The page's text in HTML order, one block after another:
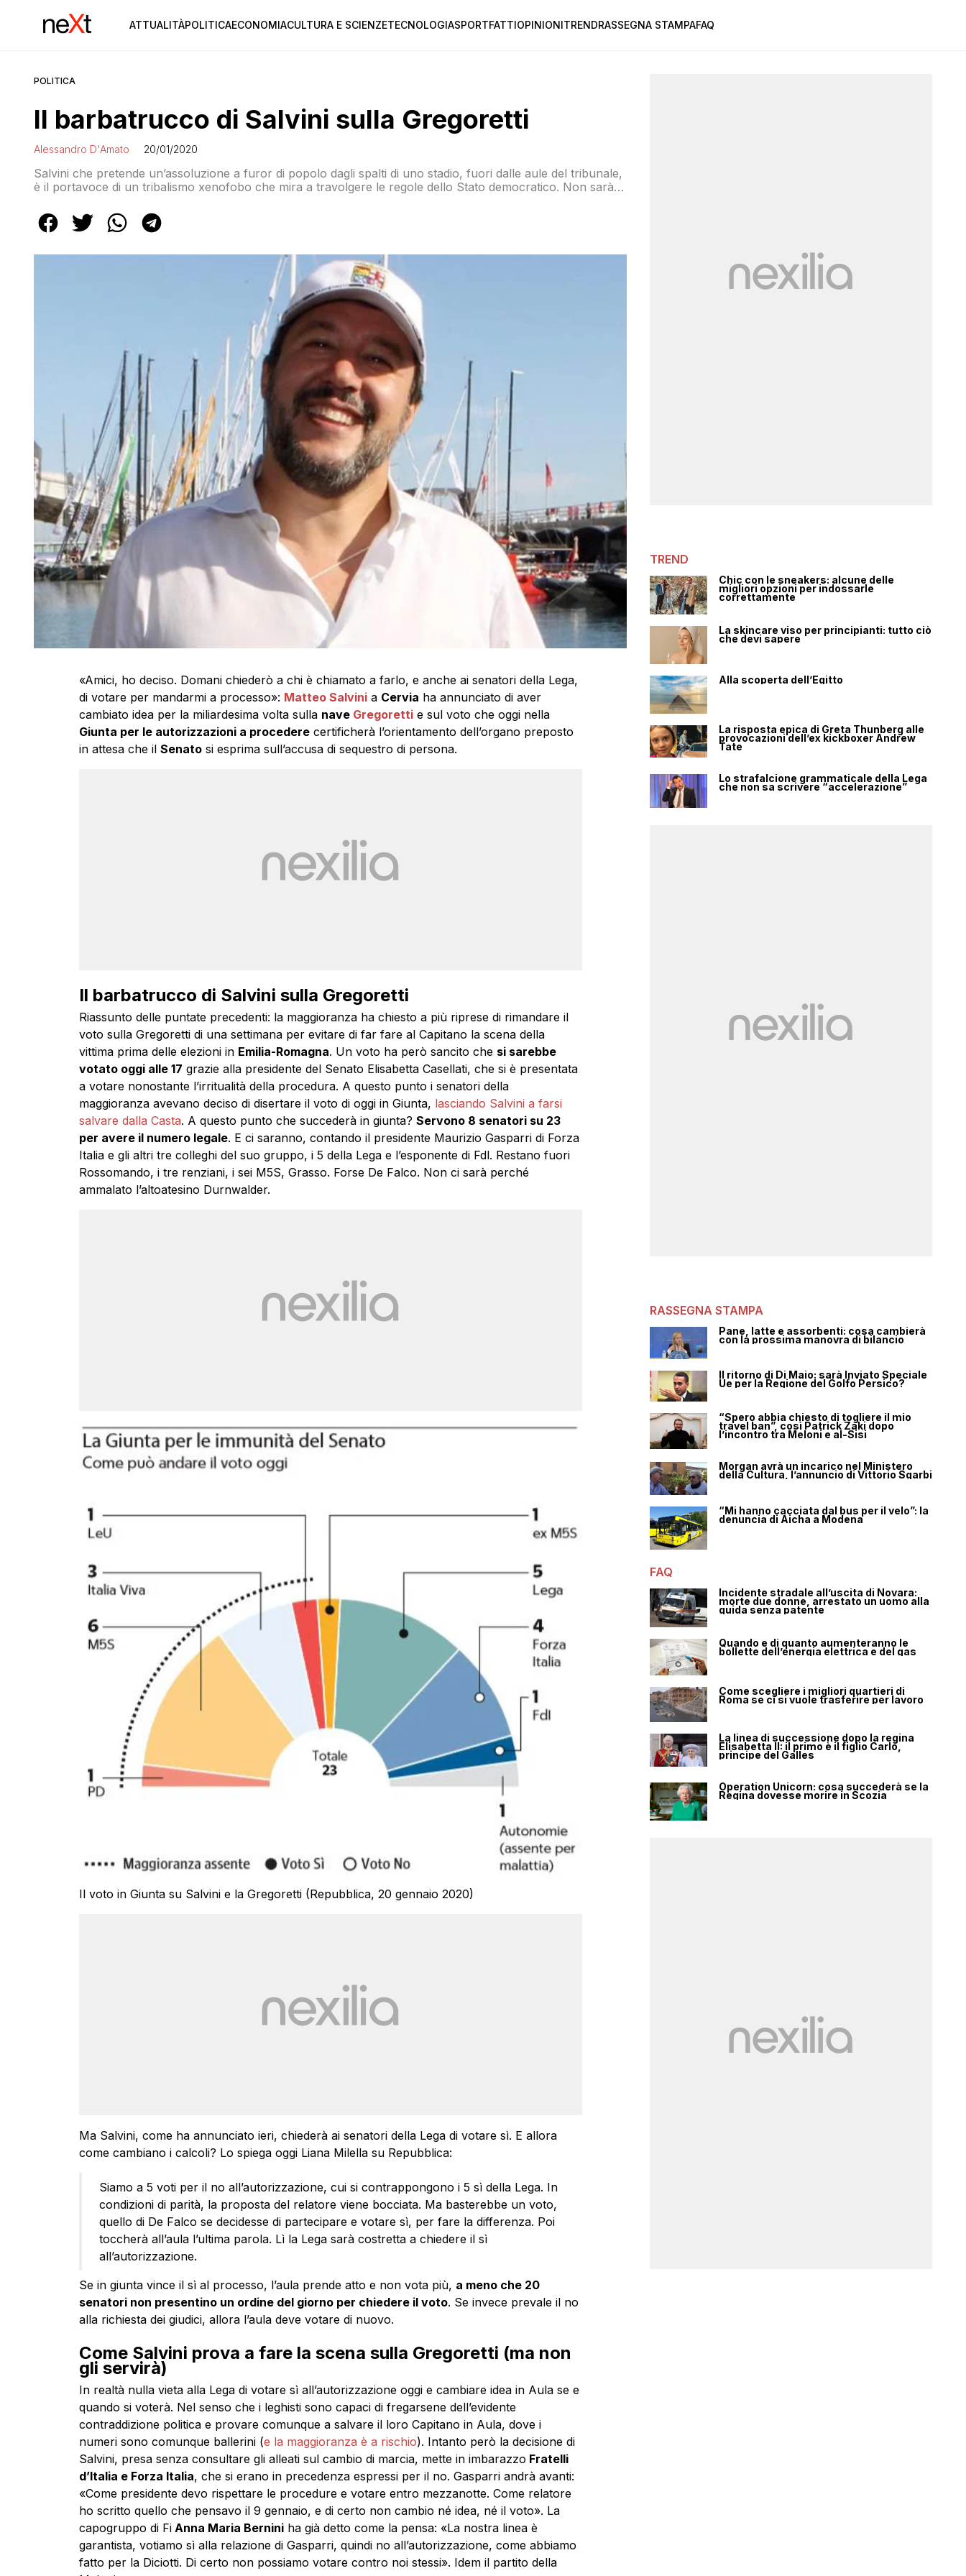
ATTUALITÀPOLITICAECONOMIACULTURA E SCIENZETECNOLOGIASPORTFATTIOPINIONITRENDRASSEGNA STAMPAFAQ
POLITICA
Il barbatrucco di Salvini sulla Gregoretti
Alessandro D'Amato 20/01/2020
Salvini che pretende un’assoluzione a furor di popolo dagli spalti di uno stadio, fuori dalle aule del tribunale,
è il portavoce di un tribalismo xenofobo che mira a travolgere le regole dello Stato democratico. Non sarà
accorgano in tempo
«Amici, ho deciso. Domani chiederò a chi è chiamato a farlo, e anche ai senatori della Lega,
di votare per mandarmi a processo»: Matteo Salvinia Cervia ha annunciato di aver
cambiato idea per la miliardesima volta sulla nave Gregorettie sul voto che oggi nella
Giunta per le autorizzazioni a procederecertificherà l’orientamento dell’organo preposto
in attesa che il Senatosi esprima sull’accusa di sequestro di persona.
Il barbatrucco di Salvini sulla Gregoretti
Riassunto delle puntate precedenti: la maggioranza ha chiesto a più riprese di rimandare il
voto sulla Gregoretti di una settimana per evitare di far fare al Capitano la scena della
vittima prima delle elezioni in Emilia-Romagna. Un voto ha però sancito che si sarebbe
votato oggi alle 17 grazie alla presidente del Senato Elisabetta Casellati, che si è presentata
a votare nonostante l’irritualità della procedura. A questo punto i senatori della
maggioranza avevano deciso di disertare il voto di oggi in Giunta, lasciando Salvini a farsi
salvare dalla Casta. A questo punto che succederà in giunta? Servono 8 senatori su 23
per avere il numero legale. E ci saranno, contando il presidente Maurizio Gasparri di Forza
Italia e gli altri tre colleghi del suo gruppo, i 5 della Lega e l’esponente di Fdl. Restano fuori
Rossomando, i tre renziani, i sei M5S, Grasso. Forse De Falco. Non ci sarà perché
ammalato l’altoatesino Durnwalder.
Il voto in Giunta su Salvini e la Gregoretti (Repubblica, 20 gennaio 2020)
Ma Salvini, come ha annunciato ieri, chiederà ai senatori della Lega di votare sì. E allora
come cambiano i calcoli? Lo spiega oggi Liana Milella su Repubblica:
Siamo a 5 voti per il no all’autorizzazione, cui si contrappongono i 5 sì della Lega. In
condizioni di parità, la proposta del relatore viene bocciata. Ma basterebbe un voto,
quello di De Falco se decidesse di partecipare e votare sì, per fare la differenza. Poi
toccherà all’aula l’ultima parola. Lì la Lega sarà costretta a chiedere il sì
all’autorizzazione.
Se in giunta vince il sì al processo, l’aula prende atto e non vota più, a meno che 20
senatori non presentino un ordine del giorno per chiedere il voto. Se invece prevale il no
alla richiesta dei giudici, allora l’aula deve votare di nuovo.
Come Salvini prova a fare la scena sulla Gregoretti (ma non
gli servirà)
In realtà nulla vieta alla Lega di votare sì all’autorizzazione oggi e cambiare idea in Aula se e
quando si voterà. Nel senso che i leghisti sono capaci di fregarsene dell’evidente
contraddizione politica e provare comunque a salvare il loro Capitano in Aula, dove i
numeri sono comunque ballerini (e la maggioranza è a rischio). Intanto però la decisione di
Salvini, presa senza consultare gli alleati sul cambio di marcia, mette in imbarazzo Fratelli
d’Italia e Forza Italia, che si erano in precedenza espressi per il no. Gasparri andrà avanti:
«Come presidente devo rispettare le procedure e votare entro mezzanotte. Come relatore
ho scritto quello che pensavo il 9 gennaio, e di certo non cambio né idea, né il voto». La
capogruppo di FiAnna Maria Berniniha già detto come la pensa: «La nostra linea è
garantista, votiamo sì alla relazione di Gasparri, quindi no all’autorizzazione, come abbiamo
fatto per la Diciotti. Di certo non possiamo votare contro noi stessi». Idem il partito della
TREND
Chic con le sneakers: alcune delle
migliori opzioni per indossarle
correttamente
La skincare viso per principianti: tutto ciò
che devi sapere
Alla scoperta dell’Egitto
La risposta epica di Greta Thunberg alle
provocazioni dell’ex kickboxer Andrew
Tate
Lo strafalcione grammaticale della Lega
che non sa scrivere “accelerazione”
RASSEGNA STAMPA
Pane, latte e assorbenti: cosa cambierà
con la prossima manovra di bilancio
Il ritorno di Di Maio: sarà Inviato Speciale
Ue per la Regione del Golfo Persico?
“Spero abbia chiesto di togliere il mio
travel ban”, così Patrick Zaki dopo
l’incontro tra Meloni e al-Sisi
Morgan avrà un incarico nel Ministero
della Cultura, l’annuncio di Vittorio Sgarbi
“Mi hanno cacciata dal bus per il velo”: la
denuncia di Aicha a Modena
FAQ
Incidente stradale all’uscita di Novara:
morte due donne, arrestato un uomo alla
guida senza patente
Quando e di quanto aumenteranno le
bollette dell’energia elettrica e del gas
Come scegliere i migliori quartieri di
Roma se ci si vuole trasferire per lavoro
La linea di successione dopo la regina
Elisabetta II: il primo è il figlio Carlo,
principe del Galles
Operation Unicorn: cosa succederà se la
Regina dovesse morire in Scozia